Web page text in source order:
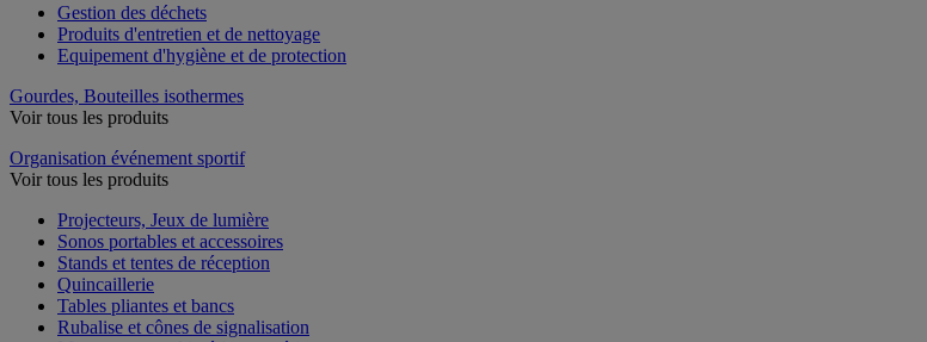
Gestion des déchets
Produits d'entretien et de nettoyage
Equipement d'hygiène et de protection
Gourdes, Bouteilles isothermes
Voir tous les produits
Organisation événement sportif
Voir tous les produits
Projecteurs, Jeux de lumière
Sonos portables et accessoires
Stands et tentes de réception
Quincaillerie
Tables pliantes et bancs
Rubalise et cônes de signalisation